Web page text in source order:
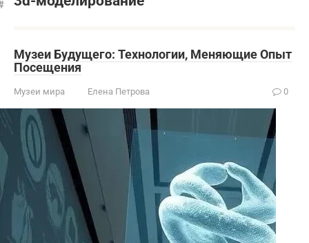
Музеи Будущего: Технологии, Меняющие Опыт
Посещения
Музеи мира Елена Петрова 0